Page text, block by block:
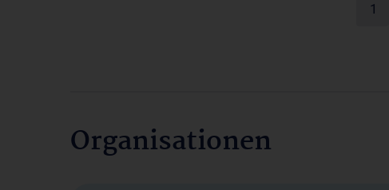
1
Organisationen